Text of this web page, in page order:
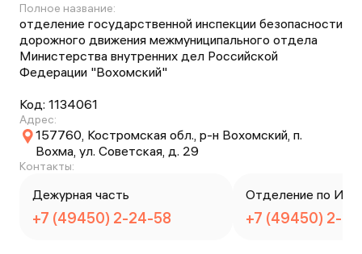
Полное название:
отделение государственной инспекции безопасности
дорожного движения межмуниципального отдела
Министерства внутренних дел Российской
Федерации "Вохомский"
Код: 1134061
Адрес:
157760, Костромская обл., р-н Вохомский, п.
Вохма, ул. Советская, д. 29
Контакты:
Дежурная часть
+7 (49450) 2-24-58
Отделение по ИАЗ
+7 (49450) 2-